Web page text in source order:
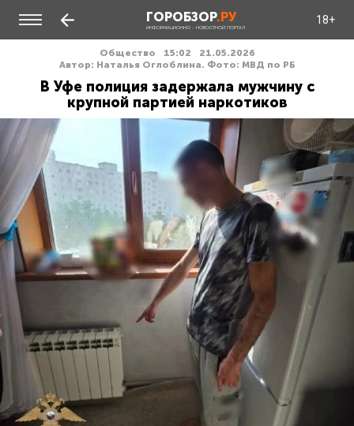
ГОРОБЗОР.РУ
ИНФОРМАЦИОННО - НОВОСТНОЙ ПОРТАЛ
18+
Общество 15:02
21.05.2026
Автор: Наталья Оглоблина. Фото: МВД по РБ
В Уфе полиция задержала мужчину с
крупной партией наркотиков